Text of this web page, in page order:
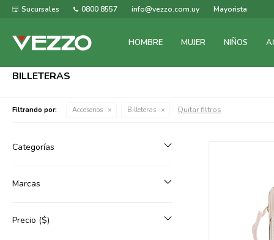
HOMBRE MUJER NIÑOS
Sucursales 0800 8557 info@vezzo.com.uy Mayorista
BILLETERAS
Filtrando por: Accesorios Billeteras Quitar filtros
Categorías
Marcas
Precio ($)